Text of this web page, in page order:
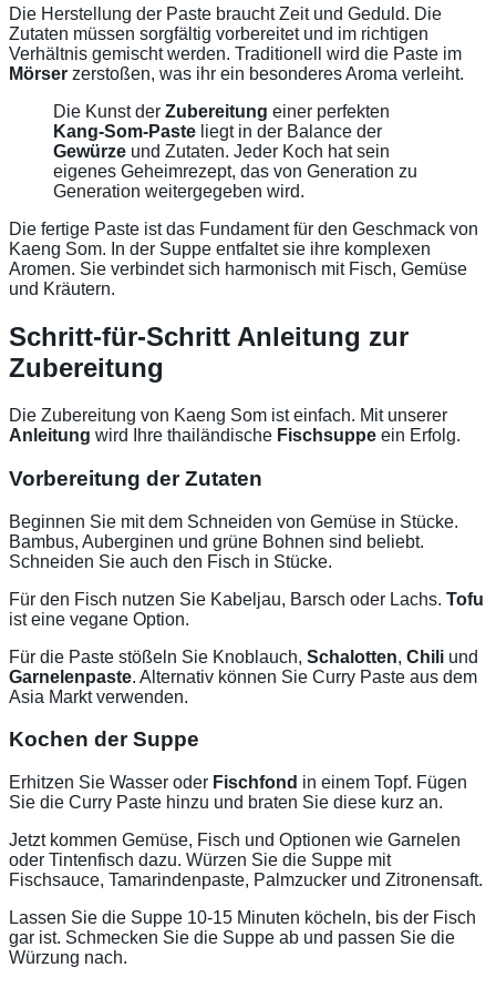
Die Herstellung der Paste braucht Zeit und Geduld. Die
Zutaten müssen sorgfältig vorbereitet und im richtigen
Verhältnis gemischt werden. Traditionell wird die Paste im
Mörser zerstoßen, was ihr ein besonderes Aroma verleiht.
Die Kunst der Zubereitung einer perfekten
Kang-Som-Paste liegt in der Balance der
Gewürze und Zutaten. Jeder Koch hat sein
eigenes Geheimrezept, das von Generation zu
Generation weitergegeben wird.
Die fertige Paste ist das Fundament für den Geschmack von
Kaeng Som. In der Suppe entfaltet sie ihre komplexen
Aromen. Sie verbindet sich harmonisch mit Fisch, Gemüse
und Kräutern.
Schritt-für-Schritt Anleitung zur
Zubereitung
Die Zubereitung von Kaeng Som ist einfach. Mit unserer
Anleitung wird Ihre thailändische Fischsuppe ein Erfolg.
Vorbereitung der Zutaten
Beginnen Sie mit dem Schneiden von Gemüse in Stücke.
Bambus, Auberginen und grüne Bohnen sind beliebt.
Schneiden Sie auch den Fisch in Stücke.
Für den Fisch nutzen Sie Kabeljau, Barsch oder Lachs. Tofu
ist eine vegane Option.
Für die Paste stößeln Sie Knoblauch, Schalotten, Chili und
Garnelenpaste. Alternativ können Sie Curry Paste aus dem
Asia Markt verwenden.
Kochen der Suppe
Erhitzen Sie Wasser oder Fischfond in einem Topf. Fügen
Sie die Curry Paste hinzu und braten Sie diese kurz an.
Jetzt kommen Gemüse, Fisch und Optionen wie Garnelen
oder Tintenfisch dazu. Würzen Sie die Suppe mit
Fischsauce, Tamarindenpaste, Palmzucker und Zitronensaft.
Lassen Sie die Suppe 10-15 Minuten köcheln, bis der Fisch
gar ist. Schmecken Sie die Suppe ab und passen Sie die
Würzung nach.